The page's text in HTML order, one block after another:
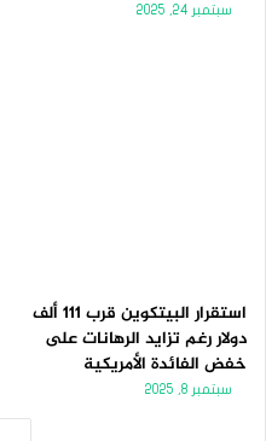
سبتمبر 24, 2025
استقرار البيتكوين قرب 111 ألف
دولار رغم تزايد الرهانات على
خفض الفائدة الأمريكية
سبتمبر 8, 2025